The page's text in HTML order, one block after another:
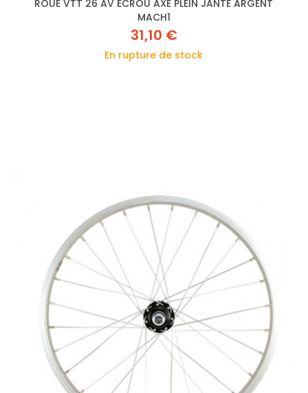
ROUE VTT 26 AV ECROU AXE PLEIN JANTE ARGENT
MACH1
31,10 €
En rupture de stock